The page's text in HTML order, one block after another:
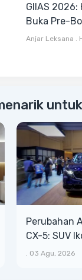
GIIAS 2026:
Buka Pre-
Harga Mulai
Anjar Leksana
Perubahan
CX-5: SUV
Makin
03 Agu, 2026